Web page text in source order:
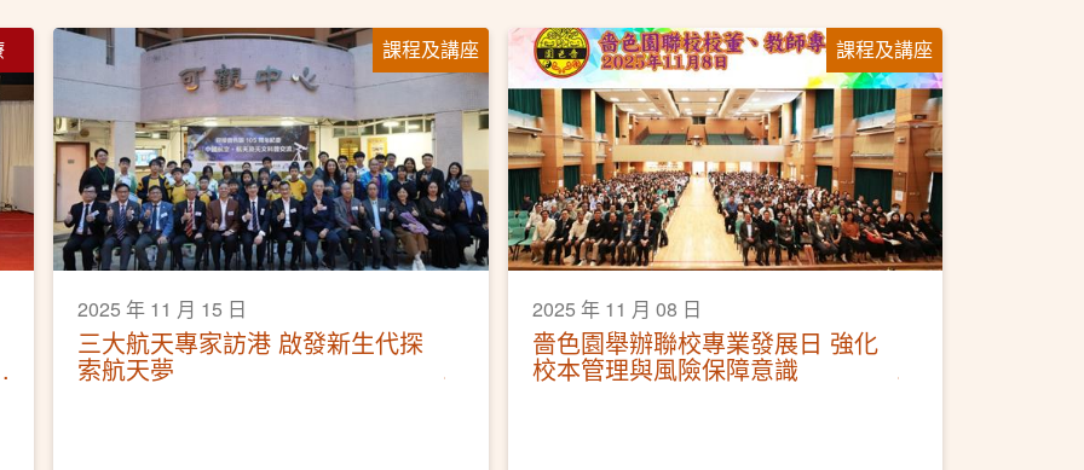
課程及講座
2025 年 11 月 15 日
三大航天專家訪港 啟發新生代探
索航天夢
課程及講座
2025 年 11 月 08 日
嗇色園舉辦聯校專業發展日 強化
校本管理與風險保障意識